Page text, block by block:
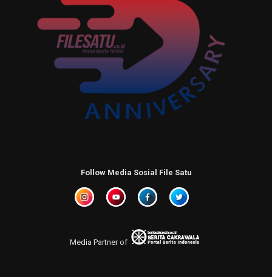
Follow Media Sosial File Satu
Media Partner of